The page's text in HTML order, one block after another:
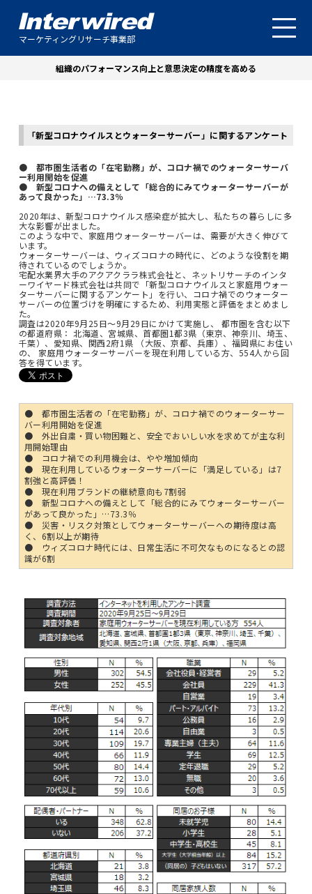
マーケティングリサーチ事業部
組織のパフォーマンス向上と意思決定の精度を高める
「新型コロナウイルスとウォーターサーバー」に関するアンケート
● 都市圏生活者の「在宅勤務」が、コロナ禍でのウォーターサーバ
ー利用開始を促進
● 新型コロナへの備えとして「総合的にみてウォーターサーバーが
あって良かった」…73.3％
2020年は、新型コロナウイルス感染症が拡大し、私たちの暮らしに多
大な影響が出ました。
このような中で、家庭用ウォーターサーバーは、需要が大きく伸びて
います。
ウォーターサーバーは、ウィズコロナの時代に、どのような役割を期
待されているのでしょうか。
宅配水業界大手のアクアクララ株式会社と、ネットリサーチのインタ
ーワイヤード株式会社は共同で「新型コロナウイルスと家庭用ウォー
ターサーバーに関するアンケート」を行い、コロナ禍でのウォーター
サーバーの位置づけを明確にするため、利用実態と評価をまとめまし
た。
調査は2020年9月25日～9月29日にかけて実施し、 都市圏を含む以下
の都道府県： 北海道、宮城県、首都圏1都3県（東京、神奈川、埼玉、
千葉）、愛知県、関西2府1県 （大阪、京都、兵庫）、福岡県にお住い
の、 家庭用ウォーターサーバーを現在利用している方、554人から回
答を得ています。
● 都市圏生活者の「在宅勤務」が、コロナ禍でのウォーターサー
バー利用開始を促進
● 外出自粛・買い物困難と、安全でおいしい水を求めてが主な利
用開始理由
● コロナ禍での利用機会は、やや増加傾向
● 現在利用しているウォーターサーバーに「満足している」は7
割強と高評価！
● 現在利用ブランドの継続意向も7割弱
● 新型コロナへの備えとして「総合的にみてウォーターサーバー
があって良かった」…73.3％
● 災害・リスク対策としてウォーターサーバーへの期待度は高
く、6割以上が期待
● ウィズコロナ時代には、日常生活に不可欠なものになるとの認
識が6割